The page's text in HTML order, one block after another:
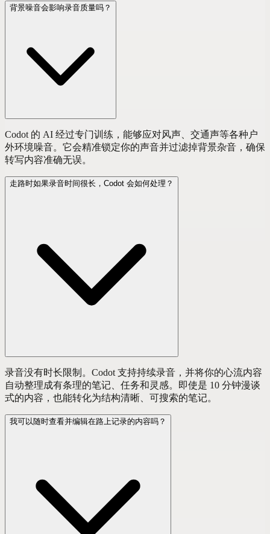
背景噪音会影响录音质量吗？
Codot 的 AI 经过专门训练，能够应对风声、交通声等各种户
外环境噪音。它会精准锁定你的声音并过滤掉背景杂音，确保
转写内容准确无误。
走路时如果录音时间很长，Codot 会如何处理？
录音没有时长限制。Codot 支持持续录音，并将你的心流内容
自动整理成有条理的笔记、任务和灵感。即使是 10 分钟漫谈
式的内容，也能转化为结构清晰、可搜索的笔记。
我可以随时查看并编辑在路上记录的内容吗？